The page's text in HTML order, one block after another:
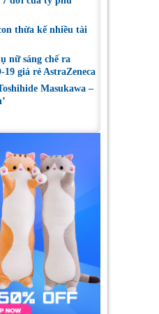
thừa kế nhiều tài
nữ sáng chế ra
giá rẻ AstraZeneca
Masukawa –